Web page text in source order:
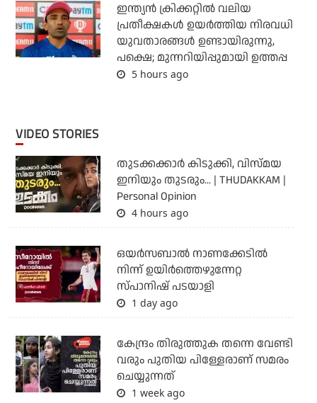
ഇന്ത്യന്‍ ക്രിക്കറ്റില്‍ വലിയ
പ്രതീക്ഷകള്‍ ഉയര്‍ത്തിയ നിരവധി
യുവതാരങ്ങള്‍ ഉണ്ടായിരുന്നു,
പക്ഷെ; മുന്നറിയിപ്പുമായി ഉത്തപ്പ
5 hours ago
VIDEO STORIES
തുടക്കക്കാര്‍ കിടുക്കി, വിസ്മയ
ഇനിയും തുടരും... | THUDAKKAM |
Personal Opinion
4 hours ago
ഒയര്‍സബാൽ നാണക്കേടിൽ
നിന്ന് ഉയിർത്തെഴുന്നേറ്റ
സ്പാനിഷ് പടയാളി
1 day ago
കേന്ദ്രം തിരുത്തുക തന്നെ വേണ്ടി
വരും പുതിയ പിള്ളേരാണ് സമരം
ചെയ്യുന്നത്
1 week ago